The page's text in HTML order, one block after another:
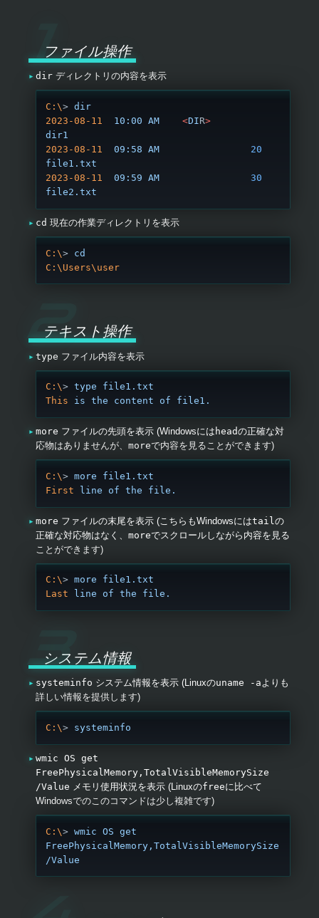
ファイル操作
dir ディレクトリの内容を表示
C:\> dir
2023-08-11
  10:00
AM
    <
DIR>
dir1
2023-08-11
  09:58
AM
                20
file1.txt
2023-08-11
  09:59
AM
                30
file2.txt
cd 現在の作業ディレクトリを表示
C:\> cd
C:\Users\user
テキスト操作
type ファイル内容を表示
C:\> type file1.txt
This is the content of file1.
more ファイルの先頭を表示 (Windowsには headの正確な対
応物はありませんが、moreで内容を見ることができます)
C:\> more file1.txt
First line of the file.
more ファイルの末尾を表示 (こちらもWindowsにはtailの
正確な対応物はなく、moreでスクロールしながら内容を見る
ことができます)
C:\> more file1.txt
Last line of the file.
システム情報
systeminfo システム情報を表示 (Linuxのuname -aよりも
詳しい情報を提供します)
C:\> systeminfo
wmic OS get
FreePhysicalMemory,TotalVisibleMemorySize
/Value メモリ使用状況を表示 (Linuxのfreeに比べて
Windowsでのこのコマンドは少し複雑です)
C:\> wmic OS get
FreePhysicalMemory,TotalVisibleMemorySize
/Value